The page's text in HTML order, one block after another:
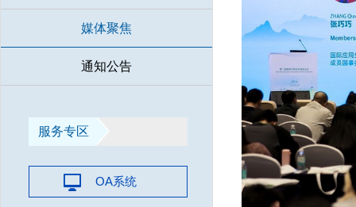
媒体聚焦
通知公告
服务专区
OA系统